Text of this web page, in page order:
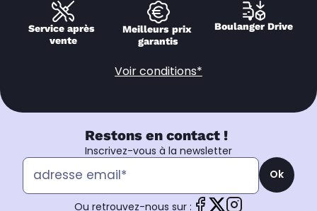
Service après
vente
Meilleurs prix
garantis
Boulanger Drive
Voir conditions*
Restons en contact !
Inscrivez-vous à la newsletter
Ok
Ou retrouvez-nous sur :